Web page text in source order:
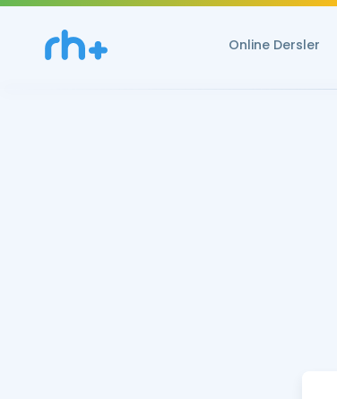
Online Dersler